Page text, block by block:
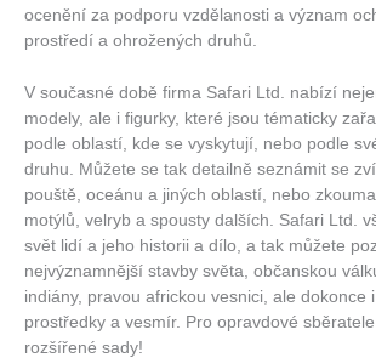
ocenění za podporu vzdělanosti a význam
prostředí a ohrožených druhů.
V současné době firma Safari Ltd. nabízí
modely, ale i figurky, které jsou tématicky
podle oblastí, kde se vyskytují, nebo podle
druhu. Můžete se tak detailně seznámit se
pouště, oceánu a jiných oblastí, nebo
motýlů, velryb a spousty dalších. Safari Ltd.
svět lidí a jeho historii a dílo, a tak můžete
nejvýznamnější stavby světa, občanskou
indiány, pravou africkou vesnici, ale dokonce
prostředky a vesmír. Pro opravdové
rozšířené sady!